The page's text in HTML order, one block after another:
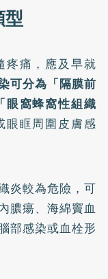
疼痛，應及早就
可分為「隔膜前
眼窩蜂窩性組織
眼眶周圍皮膚感
炎較為危險，可
膿瘍、海綿竇血
部感染或血栓形